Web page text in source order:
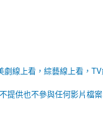
線上看，綜藝線上看，
提供也不參與任何影片檔